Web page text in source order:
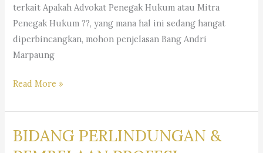
terkait Apakah Advokat Penegak Hukum atau Mitra
Penegak Hukum ??, yang mana hal ini sedang hangat
diperbincangkan, mohon penjelasan Bang Andri
Marpaung
ADVOKAT
PENEGAK
HUKUM,
Read More »
BIDANG PERLINDUNGAN &